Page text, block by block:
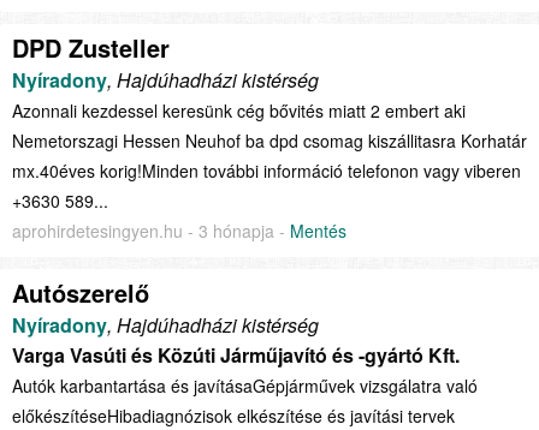
DPD Zusteller
Nyíradony, Hajdúhadházi kistérség
Azonnali kezdessel keresünk cég bővités miatt 2 embert aki
Nemetorszagi Hessen Neuhof ba dpd csomag kiszállitasra Korhatár
mx.40éves korig!Minden további információ telefonon vagy viberen
+3630 589...
aprohirdetesingyen.hu - 3 hónapja - Mentés
Autószerelő
Nyíradony, Hajdúhadházi kistérség
Varga Vasúti és Közúti Járműjavító és -gyártó Kft.
Autók karbantartása és javításaGépjárművek vizsgálatra való
előkészítéseHibadiagnózisok elkészítése és javítási tervek